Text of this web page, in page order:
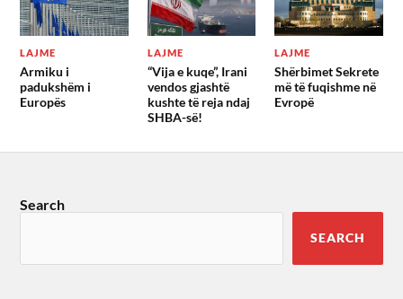
LAJME
Armiku i
padukshëm i
Europës
LAJME
“Vija e kuqe”, Irani
vendos gjashtë
kushte të reja ndaj
SHBA-së!
LAJME
Shërbimet Sekrete
më të fuqishme në
Evropë
Search
SEARCH